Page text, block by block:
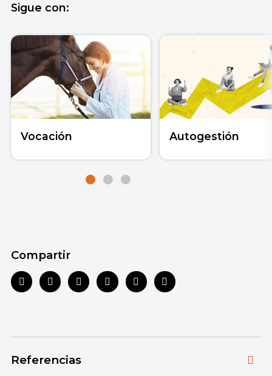
Sigue con:
Vocación Autogestión
Compartir
Referencias